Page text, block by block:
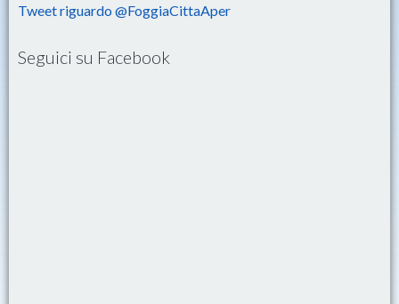
Tweet riguardo @FoggiaCittaAper
Seguici su Facebook